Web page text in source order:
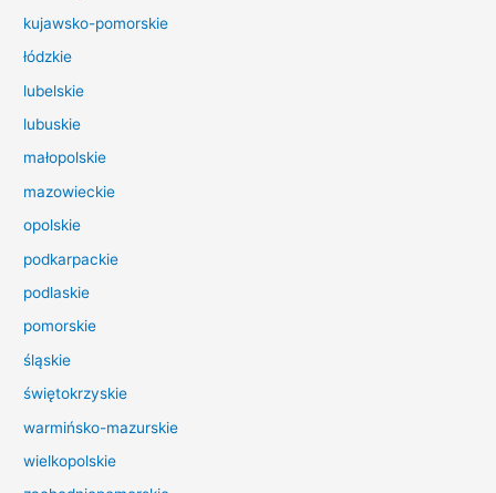
d
l
kujawsko-pomorskie
łódzkie
lubelskie
lubuskie
małopolskie
mazowieckie
opolskie
podkarpackie
podlaskie
pomorskie
śląskie
świętokrzyskie
warmińsko-mazurskie
wielkopolskie